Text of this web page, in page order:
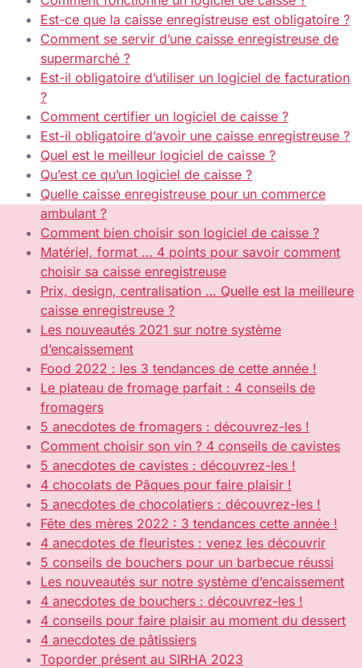
Est-ce que la caisse enregistreuse est obligatoire ?
Comment se servir d’une caisse enregistreuse de
supermarché ?
Est-il obligatoire d’utiliser un logiciel de facturation
?
Comment certifier un logiciel de caisse ?
Est-il obligatoire d’avoir une caisse enregistreuse ?
Quel est le meilleur logiciel de caisse ?
Qu’est ce qu’un logiciel de caisse ?
Quelle caisse enregistreuse pour un commerce
ambulant ?
Comment bien choisir son logiciel de caisse ?
Matériel, format … 4 points pour savoir comment
choisir sa caisse enregistreuse
Prix, design, centralisation … Quelle est la meilleure
caisse enregistreuse ?
Les nouveautés 2021 sur notre système
d’encaissement
Food 2022 : les 3 tendances de cette année !
Le plateau de fromage parfait : 4 conseils de
fromagers
5 anecdotes de fromagers : découvrez-les !
Comment choisir son vin ? 4 conseils de cavistes
5 anecdotes de cavistes : découvrez-les !
4 chocolats de Pâques pour faire plaisir !
5 anecdotes de chocolatiers : découvrez-les !
Fête des mères 2022 : 3 tendances cette année !
4 anecdotes de fleuristes : venez les découvrir
5 conseils de bouchers pour un barbecue réussi
Les nouveautés sur notre système d’encaissement
4 anecdotes de bouchers : découvrez-les !
4 conseils pour faire plaisir au moment du dessert
4 anecdotes de pâtissiers
Toporder présent au SIRHA 2023